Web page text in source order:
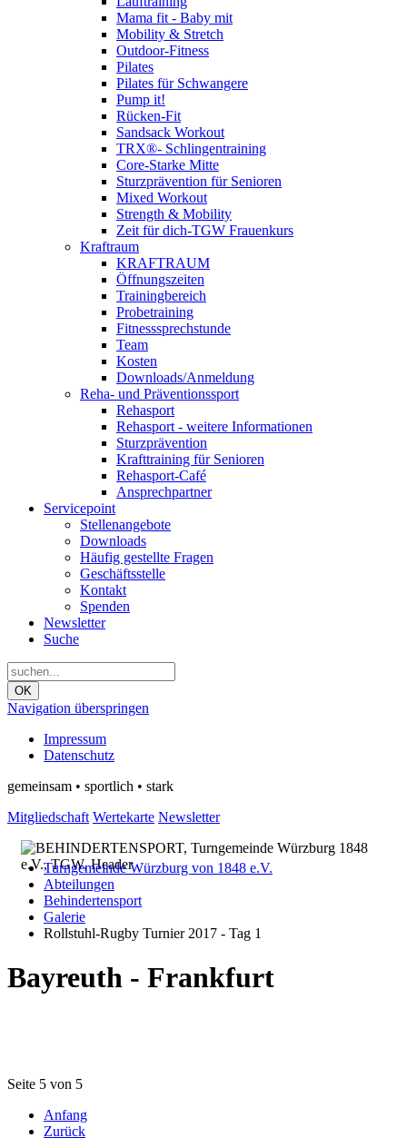
Mama fit - Baby mit
Mobility & Stretch
Outdoor-Fitness
Pilates
Pilates für Schwangere
Pump it!
Rücken-Fit
Sandsack Workout
TRX®- Schlingentraining
Core-Starke Mitte
Sturzprävention für Senioren
Mixed Workout
Strength & Mobility
Zeit für dich-TGW Frauenkurs
Kraftraum
KRAFTRAUM
Öffnungszeiten
Trainingbereich
Probetraining
Fitnesssprechstunde
Team
Kosten
Downloads/Anmeldung
Reha- und Präventionssport
Rehasport
Rehasport - weitere Informationen
Sturzprävention
Krafttraining für Senioren
Rehasport-Café
Ansprechpartner
Servicepoint
Stellenangebote
Downloads
Häufig gestellte Fragen
Geschäftsstelle
Kontakt
Spenden
Newsletter
Suche
OK
Navigation überspringen
Impressum
Datenschutz
gemeinsam • sportlich • stark
Mitgliedschaft Wertekarte Newsletter
Turngemeinde Würzburg von 1848 e.V.
Abteilungen
Behindertensport
Galerie
Rollstuhl-Rugby Turnier 2017 - Tag 1
Bayreuth - Frankfurt
Seite 5 von 5
Anfang
Zurück